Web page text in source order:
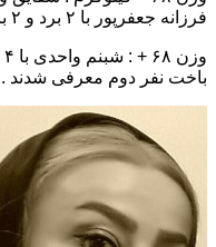
فرزانه جعفرپور با ۲ برد و ۲ باخت به عنوان نفر دوم معرفی شد .
باخت نفر دوم معرفی شدند .